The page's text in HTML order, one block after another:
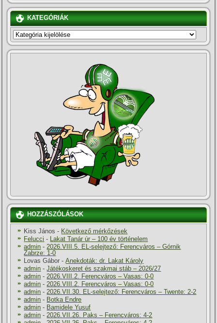
KATEGÓRIÁK
KATEGÓRIÁK
HOZZÁSZÓLÁSOK
Kiss János - Következő mérkőzések
Felucci - Lakat Tanár úr – 100 év történelem
admin -2026.VIII.5. EL-selejtező: Ferencváros – Górnik
Zabrze: 1-0
Lovas Gábor -Anekdoták: dr. Lakat Károly
admin -Játékoskeret és szakmai stáb – 2026/27
admin -2026.VIII.2. Ferencváros – Vasas: 0-0
admin -2026.VIII.2. Ferencváros – Vasas: 0-0
admin -2026.VII.30. EL-selejtező: Ferencváros – Twente: 2-2
admin - Botka Endre
admin - Bamidele Yusuf
admin -2026.VII.26. Paks – Ferencváros: 4-2